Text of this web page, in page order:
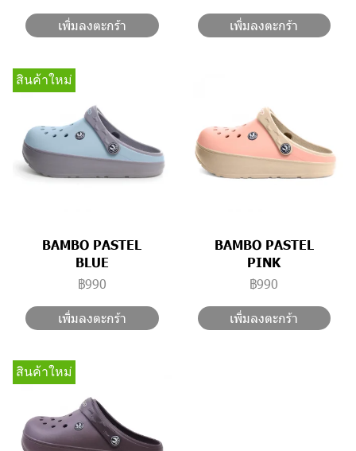
เพิ่มลงตะกร้า เพิ่มลงตะกร้า
สินค้าใหม่
BAMBO PASTEL
BLUE
฿990
เพิ่มลงตะกร้า
BAMBO PASTEL
PINK
฿990
เพิ่มลงตะกร้า
สินค้าใหม่